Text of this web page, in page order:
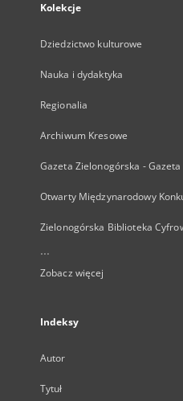
Kolekcje
Dziedzictwo kulturowe
Nauka i dydaktyka
Regionalia
Archiwum Kresowe
Gazeta Zielonogórska - Gazeta
Otwarty Międzynarodowy
Zielonogórska Biblioteka
...
Zobacz więcej
Indeksy
Autor
Tytuł